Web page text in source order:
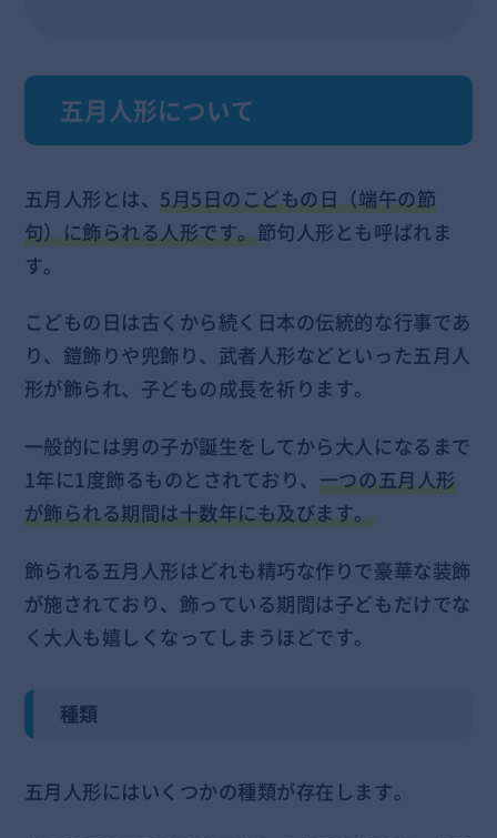
五月人形について
五月人形とは、5月5日のこどもの日（端午の節
句）に飾られる人形です。節句人形とも呼ばれま
す。
こどもの日は古くから続く日本の伝統的な行事であ
り、鎧飾りや兜飾り、武者人形などといった五月人
形が飾られ、子どもの成長を祈ります。
一般的には男の子が誕生をしてから大人になるまで
1年に1度飾るものとされており、 一つの五月人形
が飾られる期間は十数年にも及びます。
飾られる五月人形はどれも精巧な作りで豪華な装飾
が施されており、飾っている期間は子どもだけでな
く大人も嬉しくなってしまうほどです。
種類
五月人形にはいくつかの種類が存在します。